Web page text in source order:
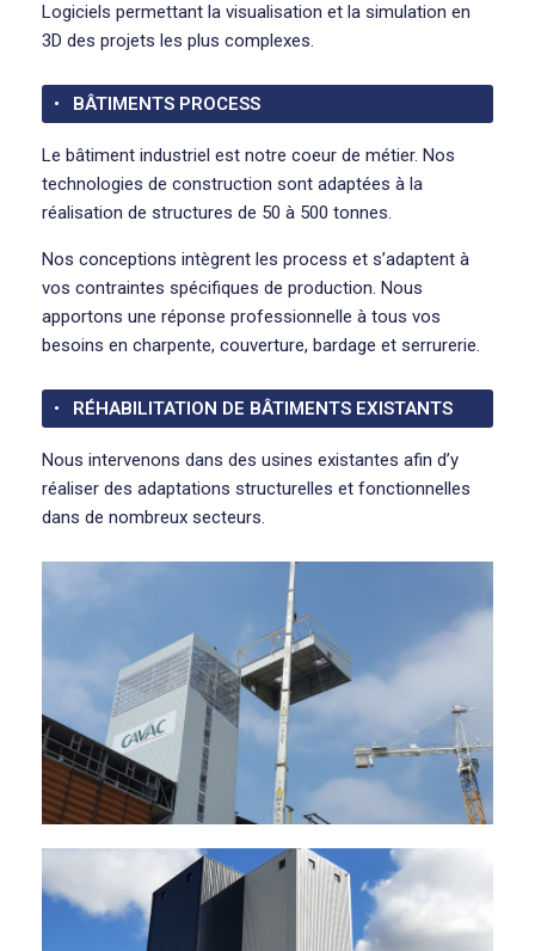
Logiciels permettant la visualisation et la simulation en
3D des projets les plus complexes.
BÂTIMENTS PROCESS
Le bâtiment industriel est notre coeur de métier. Nos
technologies de construction sont adaptées à la
réalisation de structures de 50 à 500 tonnes.
Nos conceptions intègrent les process et s’adaptent à
vos contraintes spécifiques de production. Nous
apportons une réponse professionnelle à tous vos
besoins en charpente, couverture, bardage et serrurerie.
RÉHABILITATION DE BÂTIMENTS EXISTANTS
Nous intervenons dans des usines existantes afin d’y
réaliser des adaptations structurelles et fonctionnelles
dans de nombreux secteurs.